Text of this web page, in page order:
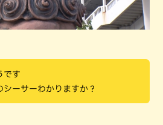
です
シーサーわかりますか？